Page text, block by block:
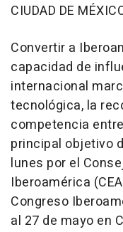
CIUDAD DE
Convertir a
capacidad de
internacional
tecnológica, la
competencia
principal objetivo
lunes por el
Iberoamérica
Congreso
al 27 de mayo en